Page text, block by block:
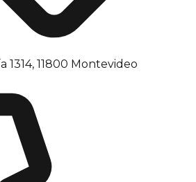
1314, 11800 Montevideo